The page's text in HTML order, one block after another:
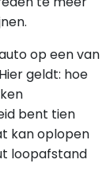
op een van
geldt: hoe
bent tien
kan oplopen
loopafstand